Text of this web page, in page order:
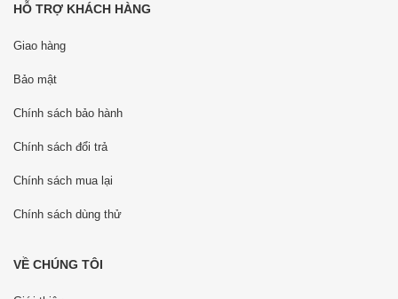
HỖ TRỢ KHÁCH HÀNG
Giao hàng
Bảo mật
Chính sách bảo hành
Chính sách đổi trả
Chính sách mua lại
Chính sách dùng thử
VỀ CHÚNG TÔI